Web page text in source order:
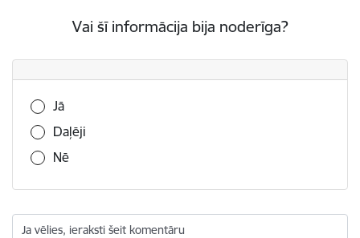
Vai šī informācija bija noderīga?
Vai šī informācija bija noderīga?
Jā
Daļēji
Nē
Ja vēlies, ieraksti šeit komentāru